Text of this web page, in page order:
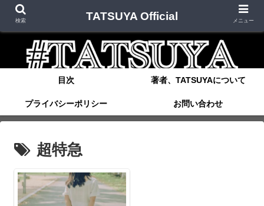
目次 著者、TATSUYAについて
プライバシーポリシー お問い合わせ
超特急
検索 TATSUYA Official メニュー